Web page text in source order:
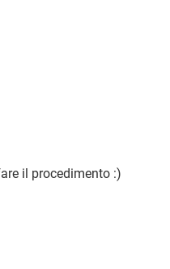
il procedimento :)